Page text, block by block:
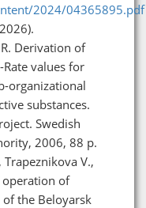
2024/04365895.pdf
Derivation of
values for
organizational
substances.
Swedish
2006, 88 p.
V.,
operation of
the Beloyarsk